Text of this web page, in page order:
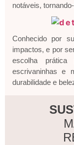
notáveis,
Conhecido por
impactos, e por
escolha
escrivaninhas e
durabilidade e